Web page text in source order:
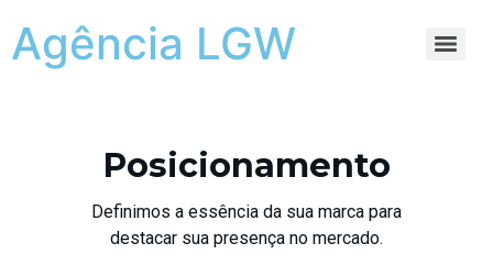
Agência LGW
Posicionamento
Definimos a essência da sua marca para
destacar sua presença no mercado.